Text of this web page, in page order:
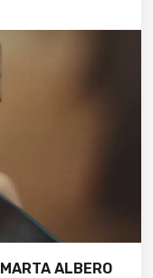
MARTA ALBERO